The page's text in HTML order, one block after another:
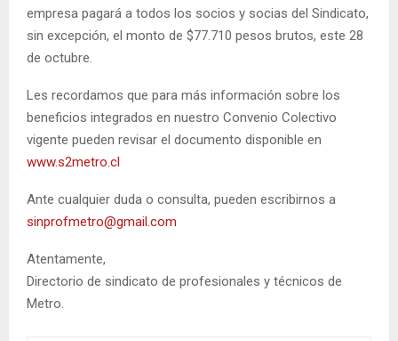
empresa pagará a todos los socios y socias del Sindicato,
sin excepción, el monto de $77.710 pesos brutos, este 28
de octubre.
Les recordamos que para más información sobre los
beneficios integrados en nuestro Convenio Colectivo
vigente pueden revisar el documento disponible en
www.s2metro.cl
Ante cualquier duda o consulta, pueden escribirnos a
sinprofmetro@gmail.com
Atentamente,
Directorio de sindicato de profesionales y técnicos de
Metro.